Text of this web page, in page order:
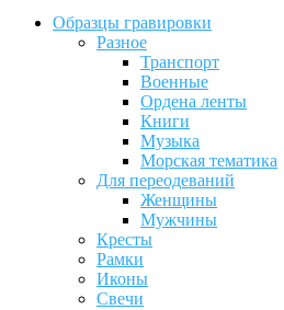
Образцы гравировки
Разное
Транспорт
Военные
Ордена ленты
Книги
Музыка
Морская тематика
Для переодеваний
Женщины
Мужчины
Кресты
Рамки
Иконы
Свечи